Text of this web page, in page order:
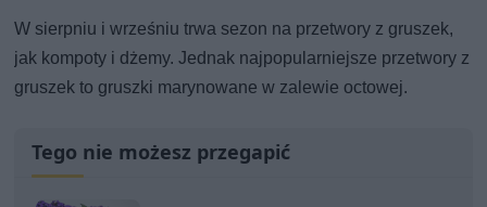
W sierpniu i wrześniu trwa sezon na przetwory z gruszek,
jak kompoty i dżemy. Jednak najpopularniejsze przetwory z
gruszek to gruszki marynowane w zalewie octowej.
Tego nie możesz przegapić